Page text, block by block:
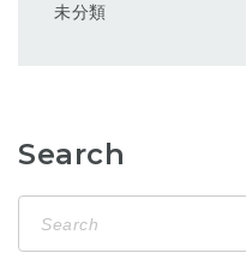
未分類
Search